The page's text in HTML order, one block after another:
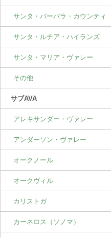
サンタ・バーバラ・カウンティ
サンタ・ルチア・ハイランズ
サンタ・マリア・ヴァレー
その他
サブAVA
アレキサンダー・ヴァレー
アンダーソン・ヴァレー
オークノール
オークヴィル
カリストガ
カーネロス（ソノマ）